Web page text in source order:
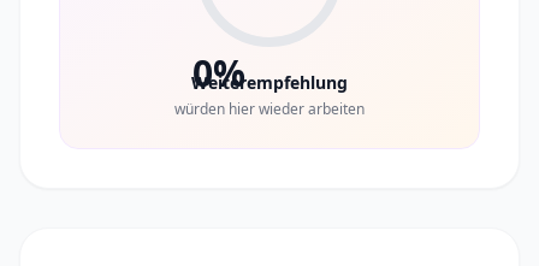
0%
Weiterempfehlung
würden hier wieder arbeiten